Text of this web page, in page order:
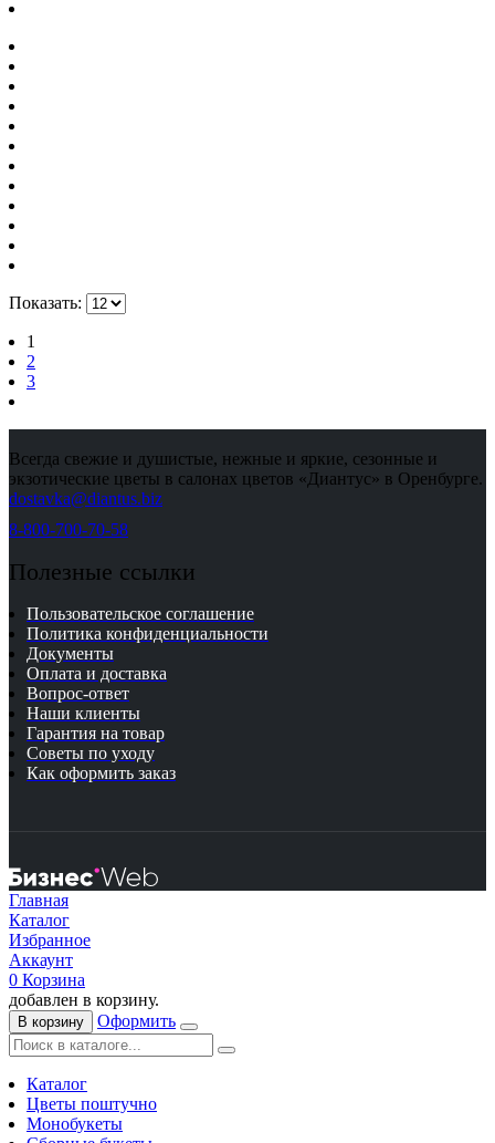
Показать:
1
2
3
Всегда свежие и душистые, нежные и яркие, сезонные и
экзотические цветы в салонах цветов «Диантус» в Оренбурге.
dostavka@diantus.biz
8-800-700-70-58
Полезные ссылки
Пользовательское соглашение
Политика конфиденциальности
Документы
Оплата и доставка
Вопрос-ответ
Наши клиенты
Гарантия на товар
Советы по уходу
Как оформить заказ
Главная
Каталог
Избранное
Аккаунт
0 Корзина
добавлен в корзину.
В корзину Оформить
Каталог
Цветы поштучно
Монобукеты